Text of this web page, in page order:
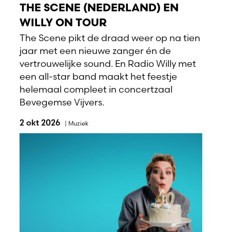
THE SCENE (NEDERLAND) EN
WILLY ON TOUR
The Scene pikt de draad weer op na tien
jaar met een nieuwe zanger én de
vertrouwelijke sound. En Radio Willy met
een all-star band maakt het feestje
helemaal compleet in concertzaal
Bevegemse Vijvers.
2 okt 2026 | Muziek